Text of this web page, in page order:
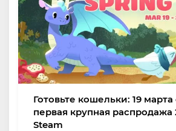
Готовьте кошельки: 19 марта
первая крупная распродажа
Steam